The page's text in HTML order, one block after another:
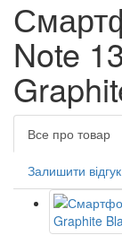
Note
Все про товар
Залишити відгук